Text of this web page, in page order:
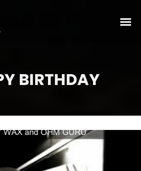
BIRTHDAY